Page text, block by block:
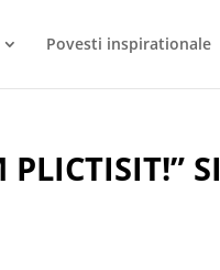
Povesti inspirationale
PLICTISIT!” SI